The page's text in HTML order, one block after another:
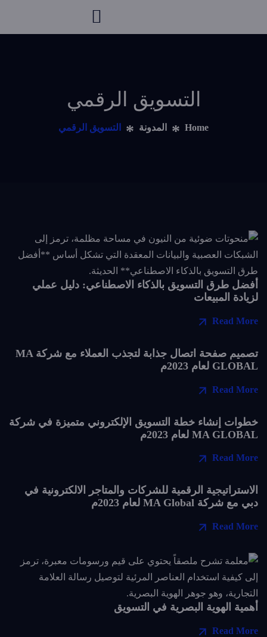
التسويق الرقمي
Home المدونة التسويق الرقمي
أفضل طرق التسويق بالذكاء الاصطناعي: دليل عملي
لزيادة المبيعات
Read More
تصميم صفحة اتصال جذابة لتجذب العملاء مع شركة MA
GLOBAL لعام 2023م
Read More
خطوات إنشاء خطة التسويق الإلكتروني متميزة في شركة
MA GLOBAL لعام 2023م
Read More
الاستراتيجية الرقمية للشركات والمتاجر الالكترونية في
دبي مع شركة MA Global لعام 2023م
Read More
أهمية الهوية البصرية في التسويق
Read More